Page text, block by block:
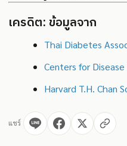
เครดิต: ข้อมูลจาก
Thai Diabetes
Centers for
Harvard T.H. Chan
แชร์